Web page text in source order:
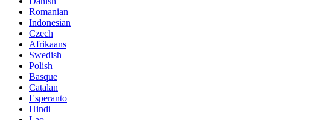
Romanian
Indonesian
Czech
Afrikaans
Swedish
Polish
Basque
Catalan
Esperanto
Hindi